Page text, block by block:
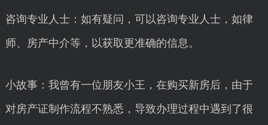
咨询专业人士：如有疑问，可以咨询专业人士，如律
师、房产中介等，以获取更准确的信息。
小故事：我曾有一位朋友小王，在购买新房后，由于
对房产证制作流程不熟悉，导致办理过程中遇到了很